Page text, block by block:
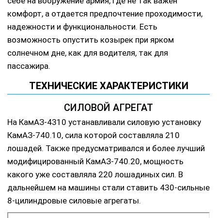
комфорт, а отдается предпочтение проходимости,
надежности и функциональности. Есть
возможность опустить козырек при ярком
солнечном дне, как для водителя, так для
пассажира.
ТЕХНИЧЕСКИЕ ХАРАКТЕРИСТИКИ
СИЛОВОЙ АГРЕГАТ
На КамАЗ-4310 устанавливали силовую установку
КамАЗ-740.10, сила которой составляла 210
лошадей. Также предусматривался и более лучший
модифицированный КамАЗ-740.20, мощность
какого уже составляла 220 лошадиных сил. В
дальнейшем на машины стали ставить 430-сильные
8-цилиндровые силовые агрегаты.